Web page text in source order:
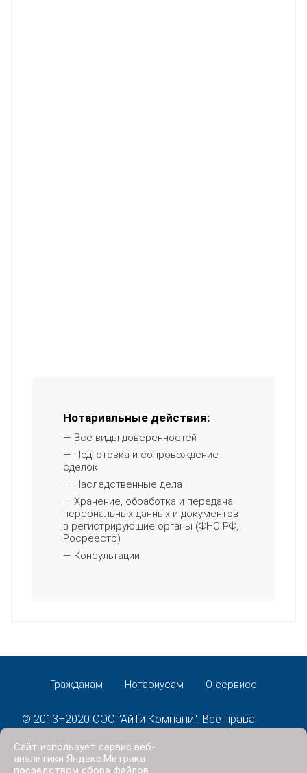
Нотариальные действия:
— Все виды доверенностей
— Подготовка и сопровождение
сделок
— Наследственные дела
— Хранение, обработка и передача
персональных данных и документов
в регистрирующие органы (ФНС РФ,
Росреестр)
— Консультации
Гражданам Нотариусам О сервисе
© 2013–2020 ООО "АйТи Компани". Все права
Политика конфиденциальности
Сайт использует сервис веб-
аналитики Яндекс.Метрика
посредством сбора файлов